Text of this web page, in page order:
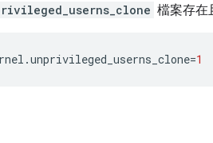
檔案存在
=1